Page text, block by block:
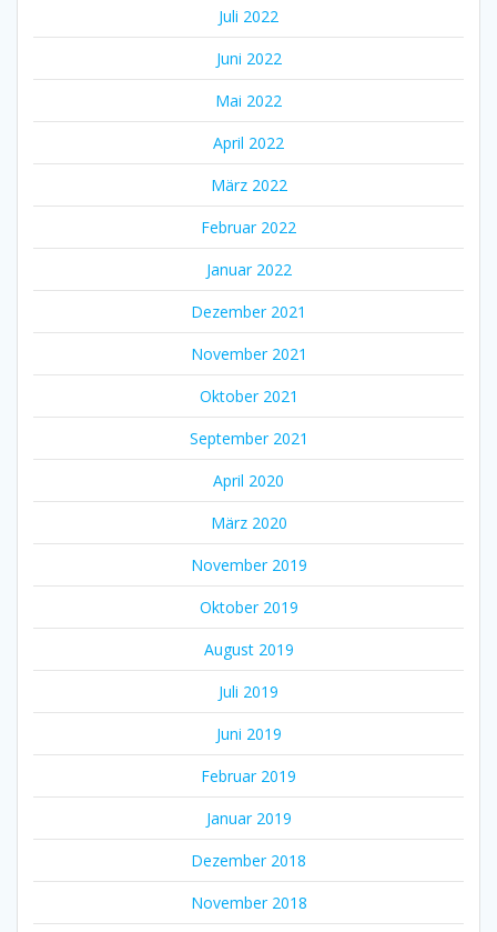
Juli 2022
Juni 2022
Mai 2022
April 2022
März 2022
Februar 2022
Januar 2022
Dezember 2021
November 2021
Oktober 2021
September 2021
April 2020
März 2020
November 2019
Oktober 2019
August 2019
Juli 2019
Juni 2019
Februar 2019
Januar 2019
Dezember 2018
November 2018